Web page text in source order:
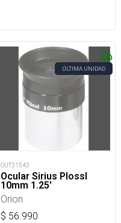
ÚLTIMA UNIDAD
OUT31543
Ocular Sirius Plossl
10mm 1.25'
Orion
$ 56.990